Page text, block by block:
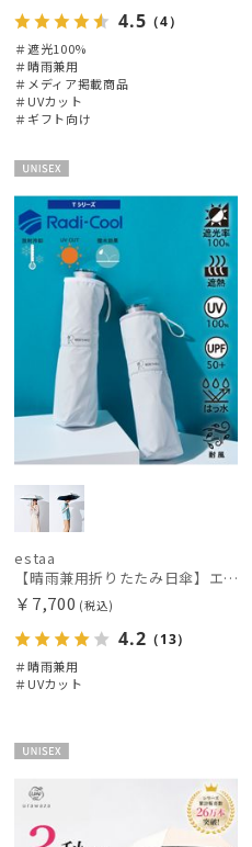
4.5 （4）
＃遮光100%
＃晴雨兼用
＃メディア掲載商品
＃UVカット
＃ギフト向け
X
estaa
【晴雨兼用折りたたみ日傘】エスタ(estaa)REIKYAKUパラソル 54㎝ 世界初の放射冷却素材ラディクール 遮光100 UV100 耐風
￥7,700 (税込)
4.2 （13）
＃晴雨兼用
＃UVカット